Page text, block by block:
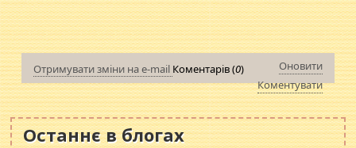
Отримувати зміни на e-mail Коментарів (0)
Оновити
Коментувати
Останнє в блогах